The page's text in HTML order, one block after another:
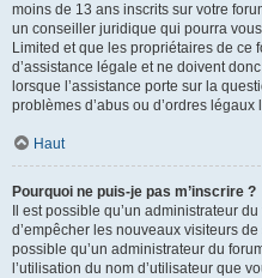
moins de 13 ans inscrits sur votre
un conseiller juridique qui pourra
Limited et que les propriétaires de ce
d’assistance légale et ne doivent
lorsque l’assistance porte sur la
problèmes d’abus ou d’ordres légaux
Haut
Pourquoi ne puis-je pas m’inscrire ?
Il est possible qu’un administrateur
d’empêcher les nouveaux visiteurs
possible qu’un administrateur du
l’utilisation du nom d’utilisateur que